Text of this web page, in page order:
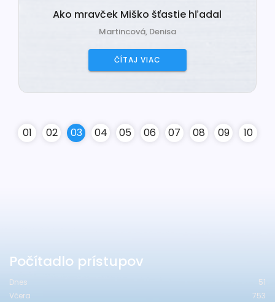
Ako mravček Miško šťastie hľadal
Martincová, Denisa
ČÍTAJ VIAC
01 02 03 04 05 06 07 08 09 10
Počítadlo prístupov
Dnes
51
Včera
753